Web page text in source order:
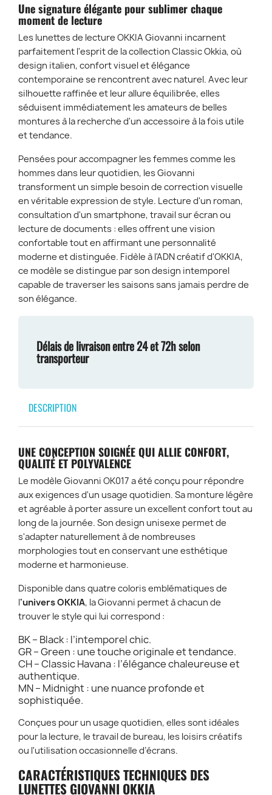
Une signature élégante pour sublimer chaque
moment de lecture
Les lunettes de lecture OKKIA Giovanni incarnent
parfaitement l'esprit de la collection Classic Okkia, où
design italien, confort visuel et élégance
contemporaine se rencontrent avec naturel. Avec leur
silhouette raffinée et leur allure équilibrée, elles
séduisent immédiatement les amateurs de belles
montures à la recherche d'un accessoire à la fois utile
et tendance.
Pensées pour accompagner les femmes comme les
hommes dans leur quotidien, les Giovanni
transforment un simple besoin de correction visuelle
en véritable expression de style. Lecture d'un roman,
consultation d'un smartphone, travail sur écran ou
lecture de documents : elles offrent une vision
confortable tout en affirmant une personnalité
moderne et distinguée. Fidèle à l'ADN créatif d'OKKIA,
ce modèle se distingue par son design intemporel
capable de traverser les saisons sans jamais perdre de
son élégance.
Délais de livraison entre 24 et 72h selon
transporteur
DESCRIPTION
UNE CONCEPTION SOIGNÉE QUI ALLIE CONFORT,
QUALITÉ ET POLYVALENCE
Le modèle Giovanni OK017 a été conçu pour répondre
aux exigences d'un usage quotidien. Sa monture légère
et agréable à porter assure un excellent confort tout au
long de la journée. Son design unisexe permet de
s'adapter naturellement à de nombreuses
morphologies tout en conservant une esthétique
moderne et harmonieuse.
Disponible dans quatre coloris emblématiques de
l'univers OKKIA, la Giovanni permet à chacun de
trouver le style qui lui correspond :
BK – Black : l’intemporel chic.
GR – Green : une touche originale et tendance.
CH – Classic Havana : l’élégance chaleureuse et
authentique.
MN – Midnight : une nuance profonde et
sophistiquée.
Conçues pour un usage quotidien, elles sont idéales
pour la lecture, le travail de bureau, les loisirs créatifs
ou l'utilisation occasionnelle d’écrans.
CARACTÉRISTIQUES TECHNIQUES DES
LUNETTES GIOVANNI OKKIA